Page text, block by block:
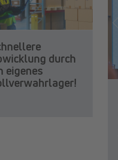
durch
eigenes